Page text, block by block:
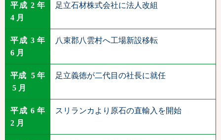
平成 2 年
4 月
足立石材株式会社に法人改組
平成 3 年
6 月
八束郡八雲村へ工場新設移転
平成 5 年
5 月
足立義徳が二代目の社長に就任
平成 6 年
2 月
スリランカより原石の直輸入を開始